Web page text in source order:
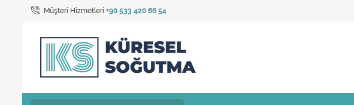
Müşteri Hizmetleri +90 533 420 86 54